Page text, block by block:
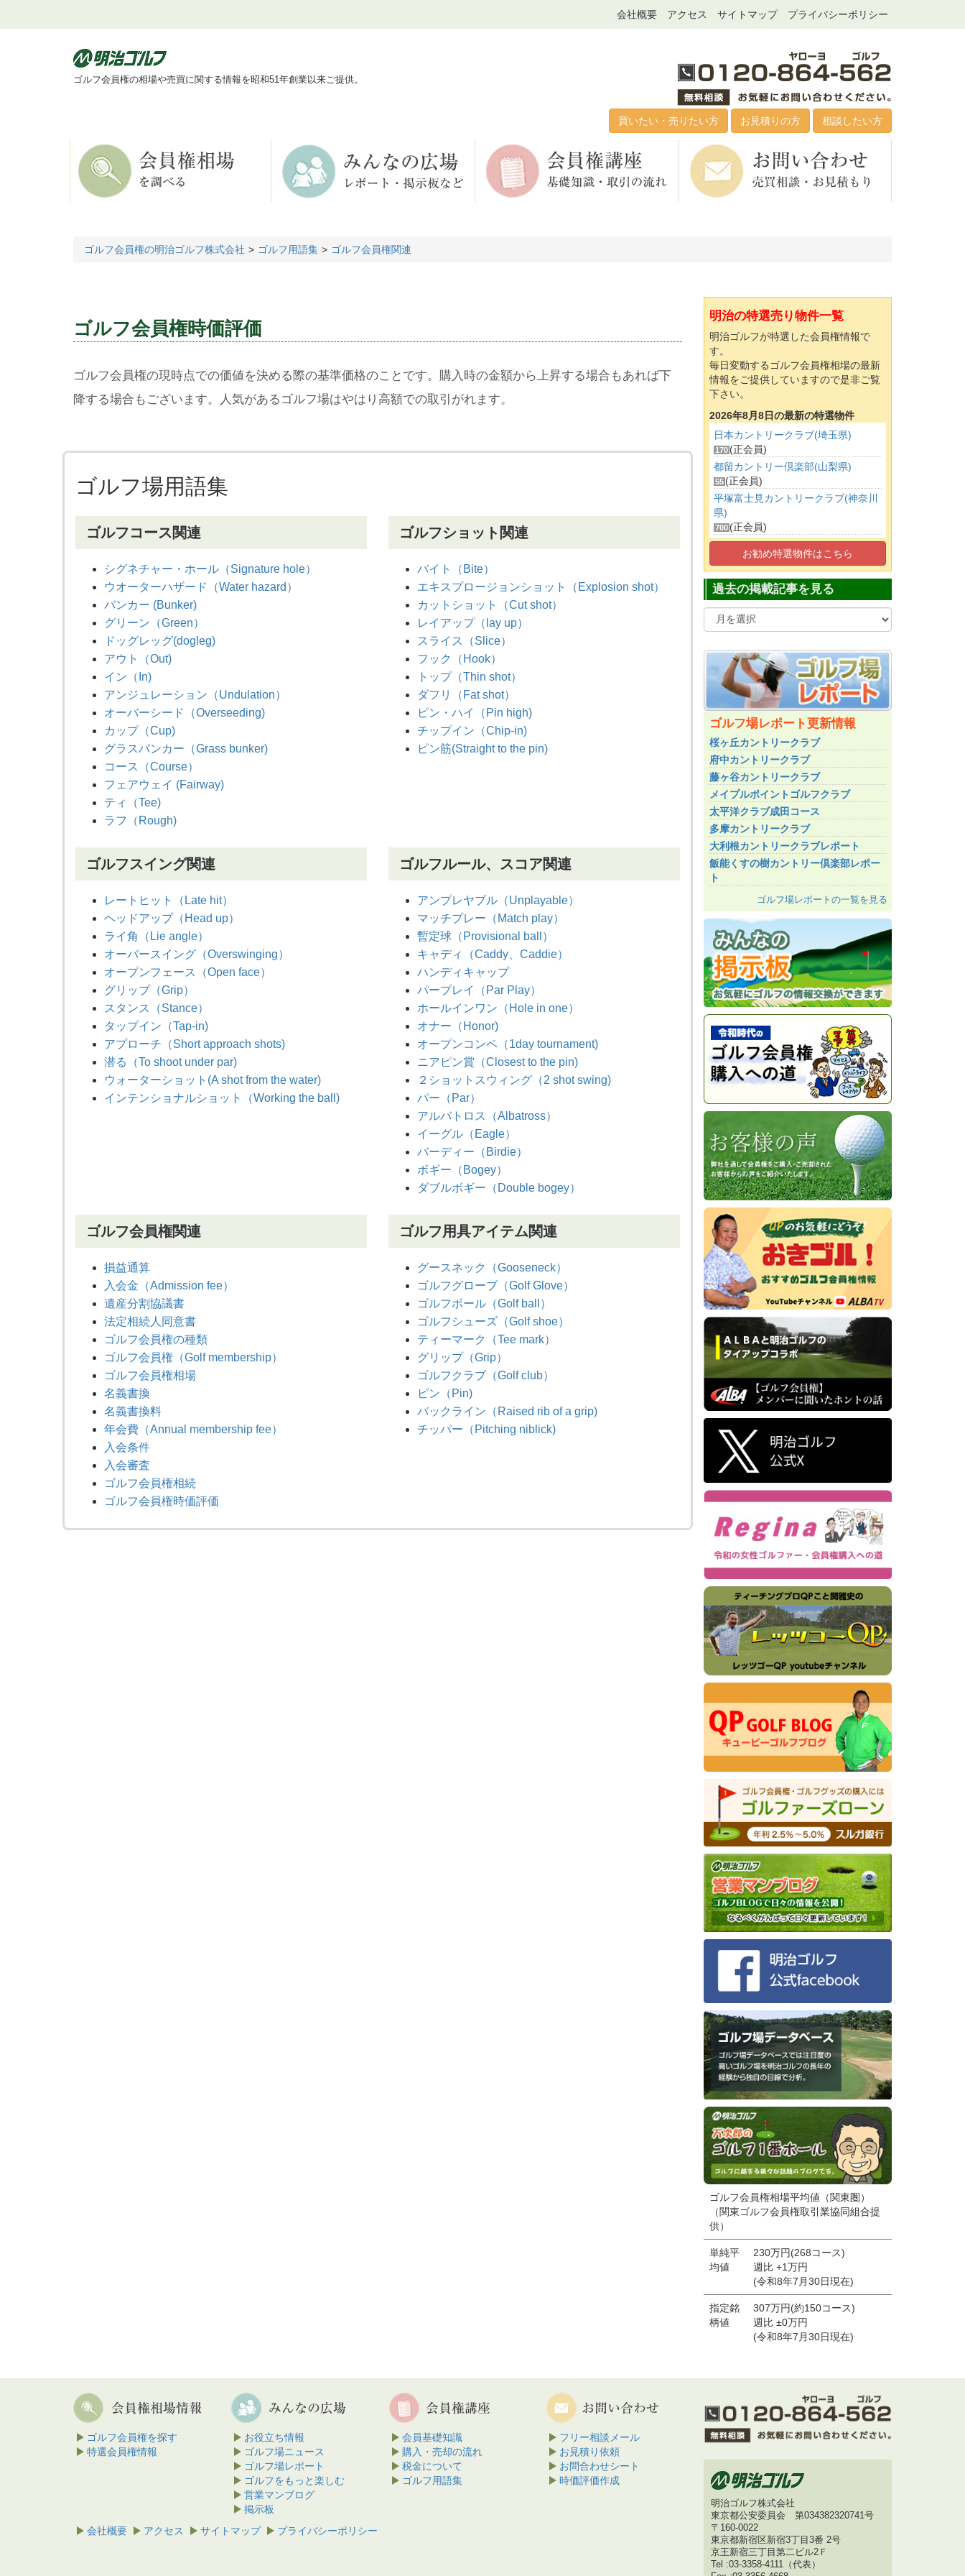
会社概要 アクセス サイトマップ プライバシーポリシー
ゴルフ会員権の相場や売買に関する情報を昭和51年創業以来ご提供。
買いたい・売りたい方 お見積りの方 相談したい方
ゴルフ会員権の明治ゴルフ株式会社 ゴルフ用語集 ゴルフ会員権関連
ゴルフ会員権時価評価
ゴルフ会員権の現時点での価値を決める際の基準価格のことです。購入時の金額から上昇する場合もあれば下
降する場合もございます。人気があるゴルフ場はやはり高額での取引がれます。
ゴルフ場用語集
ゴルフコース関連
シグネチャー・ホール（Signature hole）
ウオーターハザード（Water hazard）
バンカー (Bunker)
グリーン（Green）
ドッグレッグ(dogleg)
アウト（Out)
イン（In)
アンジュレーション（Undulation）
オーバーシード（Overseeding)
カップ（Cup)
グラスバンカー（Grass bunker)
コース（Course）
フェアウェイ (Fairway)
ティ（Tee)
ラフ（Rough)
ゴルフショット関連
バイト（Bite）
エキスプロージョンショット（Explosion shot）
カットショット（Cut shot）
レイアップ（lay up）
スライス（Slice）
フック（Hook）
トップ（Thin shot）
ダフリ（Fat shot）
ピン・ハイ（Pin high)
チップイン（Chip-in)
ピン筋(Straight to the pin)
ゴルフスイング関連
レートヒット（Late hit）
ヘッドアップ（Head up）
ライ角（Lie angle）
オーバースイング（Overswinging）
オープンフェース（Open face）
グリップ（Grip）
スタンス（Stance）
タップイン（Tap-in)
アプローチ（Short approach shots)
潜る（To shoot under par)
ウォーターショット(A shot from the water)
インテンショナルショット（Working the ball)
ゴルフルール、スコア関連
アンプレヤブル（Unplayable）
マッチプレー（Match play）
暫定球（Provisional ball）
キャディ（Caddy、Caddie）
ハンディキャップ
パープレイ（Par Play）
ホールインワン（Hole in one）
オナー（Honor)
オープンコンペ（1day tournament)
ニアピン賞（Closest to the pin)
２ショットスウィング（2 shot swing)
パー（Par）
アルバトロス（Albatross）
イーグル（Eagle）
バーディー（Birdie）
ボギー（Bogey）
ダブルボギー（Double bogey）
ゴルフ会員権関連
損益通算
入会金（Admission fee）
遺産分割協議書
法定相続人同意書
ゴルフ会員権の種類
ゴルフ会員権（Golf membership）
ゴルフ会員権相場
名義書換
名義書換料
年会費（Annual membership fee）
入会条件
入会審査
ゴルフ会員権相続
ゴルフ会員権時価評価
ゴルフ用具アイテム関連
グースネック（Gooseneck）
ゴルフグローブ（Golf Glove）
ゴルフボール（Golf ball）
ゴルフシューズ（Golf shoe）
ティーマーク（Tee mark）
グリップ（Grip）
ゴルフクラブ（Golf club）
ピン（Pin)
バックライン（Raised rib of a grip)
チッパー（Pitching niblick)
明治の特選売り物件一覧
明治ゴルフが特選した会員権情報で
す。
毎日変動するゴルフ会員権相場の最新
情報をご提供していますので是非ご覧
下さい。
2026年8月8日の最新の特選物件
日本カントリークラブ(埼玉県)
170(正会員)
都留カントリー倶楽部(山梨県)
55(正会員)
平塚富士見カントリークラブ(神奈川
県)
700(正会員)
成田ヒルズカントリークラブ(千葉県)
(正会員)
70(正会員)
お勧め特選物件はこちら
過去の掲載記事を見る
ゴルフ場レポート更新情報
桜ヶ丘カントリークラブ
府中カントリークラブ
藤ヶ谷カントリークラブ
メイプルポイントゴルフクラブ
太平洋クラブ成田コース
多摩カントリークラブ
大利根カントリークラブレポート
飯能くすの樹カントリー倶楽部レポー
ト
ゴルフ場レポートの一覧を見る
ゴルフ会員権相場平均値（関東圏）
（関東ゴルフ会員権取引業協同組合提
供）
単純平
均値
230万円(268コース)
週比 +1万円
(令和8年7月30日現在)
指定銘
柄値
307万円(約150コース)
週比 ±0万円
(令和8年7月30日現在)
ゴルフ会員権を探す
特選会員権情報
お役立ち情報
ゴルフ場ニュース
ゴルフ場レポート
ゴルフをもっと楽しむ
営業マンブログ
掲示板
会員基礎知識
購入・売却の流れ
税金について
ゴルフ用語集
フリー相談メール
お見積り依頼
お問合わせシート
時価評価作成
会社概要 アクセス サイトマップ プライバシーポリシー
明治ゴルフ株式会社
東京都公安委員会 第034382320741号
〒160-0022
東京都新宿区新宿3丁目3番 2号
京王新宿三丁目第二ビル2Ｆ
Tel :03-3358-4111（代表）